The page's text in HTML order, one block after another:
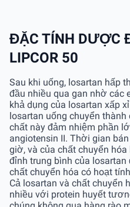
ĐẶC TÍNH DƯỢC
LIPCOR 50
Sau khi uống, losartan hấp
đầu nhiều qua gan nhờ các
khả dụng của losartan xấp
losartan uống chuyển
chất này đảm nhiệm phần
angiotensin II. Thời gian
giờ, và của chất chuyển
đỉnh trung bình của
chất chuyển hóa có hoạt
Cả losartan và chất chuyển
nhiều với protein huyết